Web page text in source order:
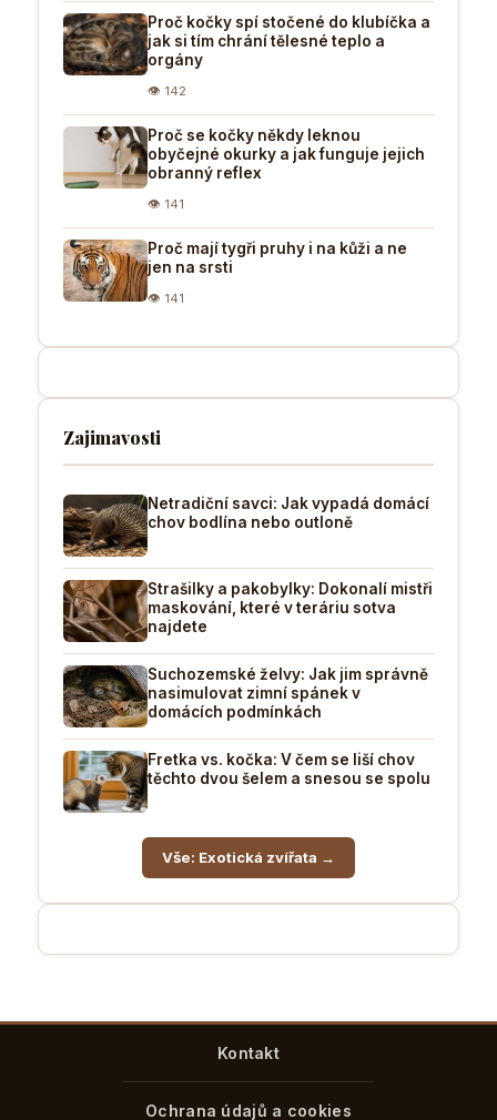
Proč kočky spí stočené do klubíčka a
jak si tím chrání tělesné teplo a
orgány
👁 142
Proč se kočky někdy leknou
obyčejné okurky a jak funguje jejich
obranný reflex
👁 141
Proč mají tygři pruhy i na kůži a ne
jen na srsti
👁 141
Zajimavosti
Netradiční savci: Jak vypadá domácí
chov bodlína nebo outloně
Strašilky a pakobylky: Dokonalí mistři
maskování, které v teráriu sotva
najdete
Suchozemské želvy: Jak jim správně
nasimulovat zimní spánek v
domácích podmínkách
Fretka vs. kočka: V čem se liší chov
těchto dvou šelem a snesou se spolu
Vše: Exotická zvířata →
Kontakt
Ochrana údajů a cookies